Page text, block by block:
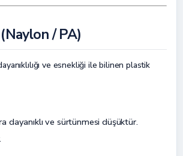
/ PA)
ve esnekliği ile bilinen plastik
dayanıklı ve sürtünmesi düşüktür.